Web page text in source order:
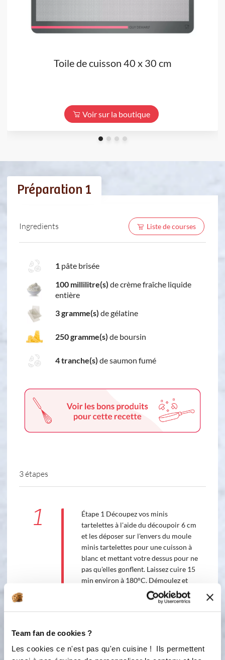
Team fan de cookies ?
Les cookies ce n'est pas qu'en cuisine ! Ils permettent
Toile de cuisson 40 x 30 cm
Voir sur la boutique
Préparation 1
Ingredients Liste de courses
1 pâte brisée
100 millilitre(s) de crème fraîche liquide
entière
3 gramme(s) de gélatine
250 gramme(s) de boursin
4 tranche(s) de saumon fumé
3 étapes
1
Étape 1 Découpez vos minis
tartelettes à l'aide du découpoir 6 cm
et les déposer sur l'envers du moule
minis tartelettes pour une cuisson à
blanc et mettant votre dessus pour ne
pas qu'elles gonflent. Laissez cuire 15
min environ à 180°C. Démoulez et
pendant 10 minutes. Pendant ce
temps chauffer votre crème liquide et